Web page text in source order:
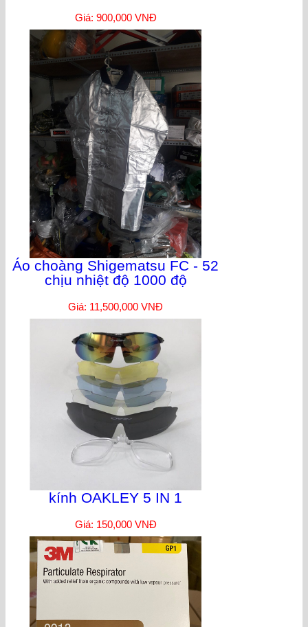
Giá: 900,000 VNĐ
Áo choàng Shigematsu FC - 52
chịu nhiệt độ 1000 độ
Giá: 11,500,000 VNĐ
kính OAKLEY 5 IN 1
Giá: 150,000 VNĐ